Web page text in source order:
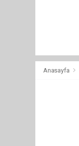
Anasayfa